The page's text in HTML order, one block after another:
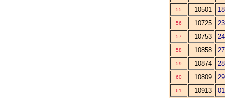
55 10501
56 10725
57 10753
58 10858
59 10874
60 10809
61 10913